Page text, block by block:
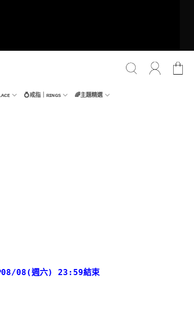
💍戒指｜ʀɪɴɢs 🌈主題精選
08(週六) 23:59結束